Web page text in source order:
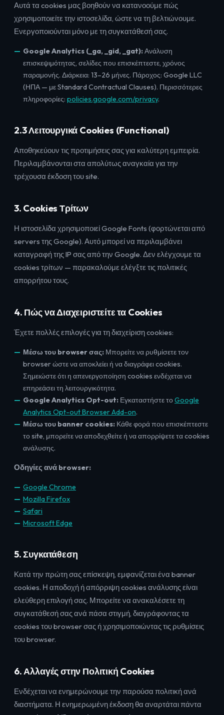
Αυτά τα cookies μας βοηθούν να κατανοούμε πώς
χρησιμοποιείτε την ιστοσελίδα, ώστε να τη βελτιώνουμε.
Ενεργοποιούνται μόνο με τη συγκατάθεσή σας.
Google Analytics (_ga, _gid, _gat):Ανάλυση
επισκεψιμότητας, σελίδες που επισκέπτεστε, χρόνος
παραμονής. Διάρκεια: 13–26 μήνες. Πάροχος: Google LLC
(ΗΠΑ — με Standard Contractual Clauses). Περισσότερες
πληροφορίες: policies.google.com/privacy.
2.3 Λειτουργικά Cookies (Functional)
Αποθηκεύουν τις προτιμήσεις σας για καλύτερη εμπειρία.
Περιλαμβάνονται στα απολύτως αναγκαία για την
τρέχουσα έκδοση του site.
3. Cookies Τρίτων
Η ιστοσελίδα χρησιμοποιεί Google Fonts (φορτώνεται από
servers της Google). Αυτό μπορεί να περιλαμβάνει
καταγραφή της IP σας από την Google. Δεν ελέγχουμε τα
cookies τρίτων — παρακαλούμε ελέγξτε τις πολιτικές
απορρήτου τους.
4. Πώς να Διαχειριστείτε τα Cookies
Έχετε πολλές επιλογές για τη διαχείριση cookies:
Μέσω του browser σας: Μπορείτε να ρυθμίσετε τον
browser ώστε να αποκλείει ή να διαγράφει cookies.
Σημειώστε ότι η απενεργοποίηση cookies ενδέχεται να
επηρεάσει τη λειτουργικότητα.
Google Analytics Opt-out: Εγκαταστήστε τοGoogle
Analytics Opt-out Browser Add-on.
Μέσω του banner cookies: Κάθε φορά που επισκέπτεστε
το site, μπορείτε να αποδεχθείτε ή να απορρίψετε τα cookies
ανάλυσης.
Οδηγίες ανά browser:
Google Chrome
Mozilla Firefox
Safari
Microsoft Edge
5. Συγκατάθεση
Κατά την πρώτη σας επίσκεψη, εμφανίζεται ένα banner
cookies. Η αποδοχή ή απόρριψη cookies ανάλυσης είναι
ελεύθερη επιλογή σας. Μπορείτε να ανακαλέσετε τη
συγκατάθεσή σας ανά πάσα στιγμή, διαγράφοντας τα
cookies του browser σας ή χρησιμοποιώντας τις ρυθμίσεις
του browser.
6. Αλλαγές στην Πολιτική Cookies
Ενδέχεται να ενημερώνουμε την παρούσα πολιτική ανά
διαστήματα. Η ενημερωμένη έκδοση θα αναρτάται πάντα